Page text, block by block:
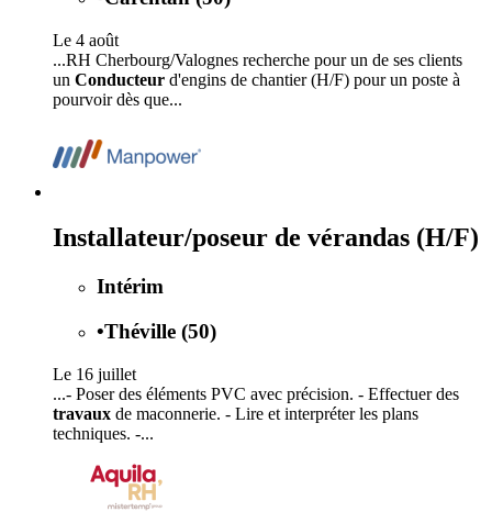
Le 4 août
...RH Cherbourg/Valognes recherche pour un de ses clients
un Conducteur d'engins de chantier (H/F) pour un poste à
pourvoir dès que...
Installateur/poseur de vérandas (H/F)
Intérim
•Théville (50)
Le 16 juillet
...- Poser des éléments PVC avec précision. - Effectuer des
travaux de maconnerie. - Lire et interpréter les plans
techniques. -...